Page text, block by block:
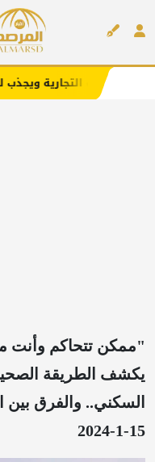
ويجذب لك مزيدًا من
"ممكن تتحاكم وأنت
يكشف الطريقة
السكني.. والفرق بين
15-1-2024